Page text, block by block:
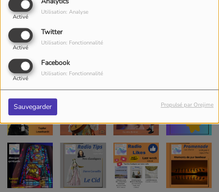
Activé
Utilisation: Analyse
Twitter
Activé
Utilisation: Fonctionnalité
Facebook
Activé
Utilisation: Fonctionnalité
Sauvegarder Propulsé par Orejime